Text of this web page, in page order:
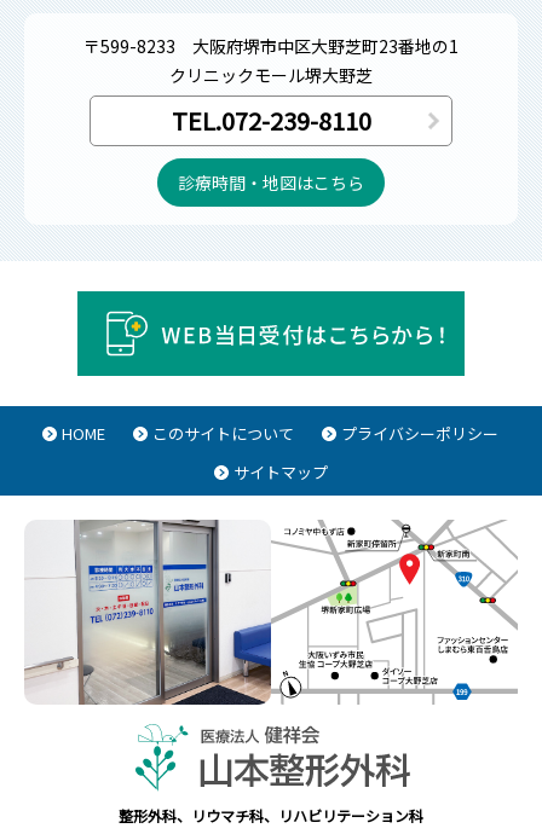
〒599-8233
大阪府堺市中区大野芝町23番地の1
クリニックモール堺大野芝
TEL.072-239-8110
診療時間・地図はこちら
HOME このサイトについて
プライバシーポリシー
サイトマップ
整形外科、リウマチ科、リハビリテーション科